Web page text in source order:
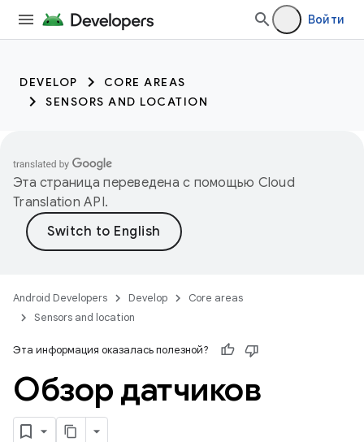
Войти
DEVELOP
CORE AREAS
SENSORS AND LOCATION
Эта страница переведена с помощью Cloud
Translation API.
Android Developers Develop
Core areas
Sensors and location
Эта информация оказалась полезной?
Обзор датчиков